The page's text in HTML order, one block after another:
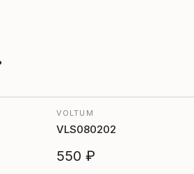
VOLTUM
VLS080202
550 ₽